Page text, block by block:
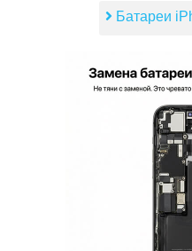
alias-parent-active">
Батареи